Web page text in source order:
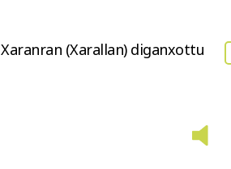
Xaranran (Xarallan) diganxottu